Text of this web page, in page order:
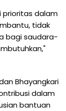
prioritas dalam
tidak
bagi saudara-
Bhayangkari
dalam
bantuan